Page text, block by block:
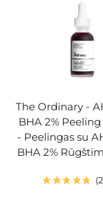
The Ordinary -
BHA 2%
- Peelingas su
BHA 2%